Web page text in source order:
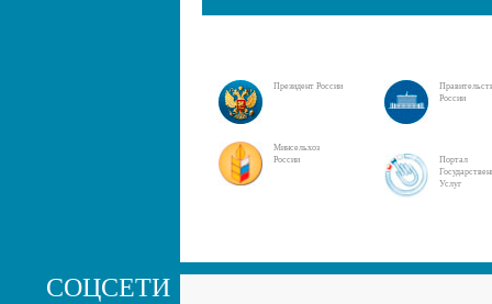
СОЦСЕТИ
Президент России
Минсельхоз
России
России
Портал
Услуг